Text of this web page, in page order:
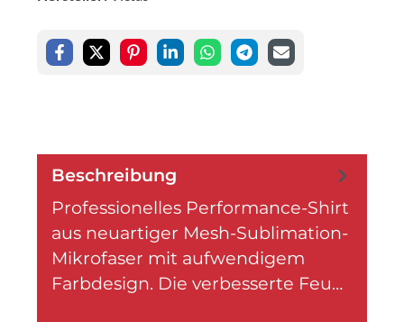
Beschreibung
Professionelles Performance-Shirt
aus neuartiger Mesh-Sublimation-
Mikrofaser mit aufwendigem
Farbdesign. Die verbesserte Feu…